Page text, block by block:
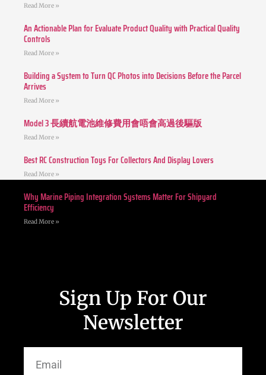
Read More »
An Actionable Plan for Evaluate Product Quality with Practical Quality
Controls
Read More »
Building a System to Turn QC Photos into Decisions Before the Parcel
Arrives
Read More »
Model 3 長續航電池維修費用會唔會高過後驅版
Read More »
Best RC Construction Toys For Collectors And Display Lovers
Read More »
Why Marine Piping Integration Systems Matter For Shipyard
Efficiency
Read More »
Sign Up For Our
Newsletter